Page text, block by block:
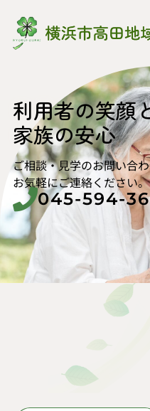
利用者の笑顔
家族の安心
ご相談・見学のお問い合
お気軽にご連絡ください。
045-594-